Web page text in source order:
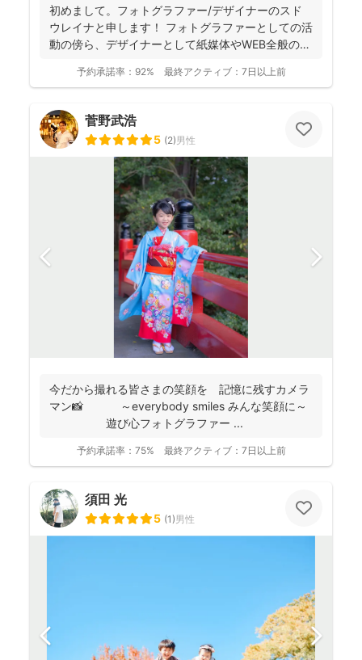
初めまして。フォトグラファー/デザイナーのスド
ウレイナと申します！ フォトグラファーとしての活
動の傍ら、デザイナーとして紙媒体やWEB全般のデ
予約承諾率： 92% 最終アクティブ： 7日以上前
菅野武浩
5 (2)男性
今だから撮れる皆さまの笑顔を 記憶に残すカメラ
マン📸 ～everybody smiles みんな笑顔に～
遊び心フォトグラファー ...
予約承諾率： 75% 最終アクティブ： 7日以上前
須田 光
5 (1)男性